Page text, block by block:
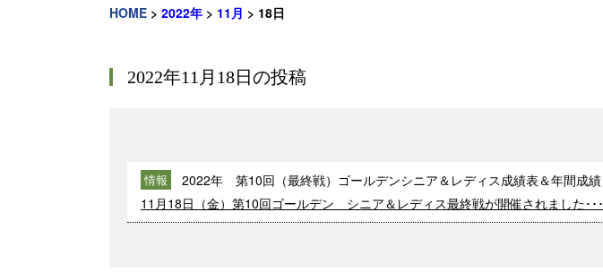
HOME > 2022年 > 11月 > 18日
2022年11月18日の投稿
情報 2022年 第10回（最終戦）ゴールデンシニア＆レディス成績表＆年間成績
11月18日（金）第10回ゴールデン シニア＆レディス最終戦が開催されました･･･